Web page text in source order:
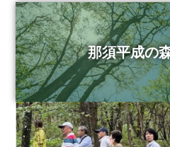
那須平成の